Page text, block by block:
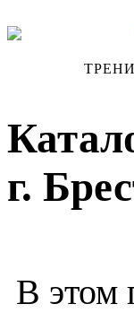
г.
В этом